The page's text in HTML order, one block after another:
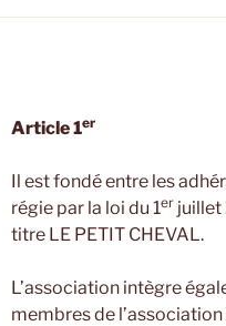
Article 1er
Il est fondé entre les
régie par la loi du 1erjuillet
titre LE PETIT CHEVAL.
L’association intègre
membres de